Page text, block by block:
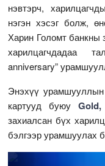
нэвтэрч,
нэгэн хэсэг болж,
Харин Голомт банкны
харилцагчдадаа
anniversary”
Энэхүү урамшууллын
картууд буюу
захиалсан бүх
бэлгээр урамшуулах